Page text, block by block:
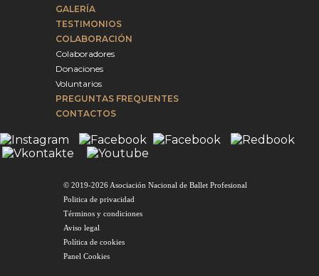
GALERÍA
TESTIMONIOS
COLABORACIÓN
Colaboradores
Donaciones
Voluntarios
PREGUNTAS FREQUENTES
CONTACTOS
© 2019-2026 Asociación Nacional de Ballet Profesional
Politica de privacidad
Términos y condiciones
Aviso legal
Política de cookies
Panel Cookies